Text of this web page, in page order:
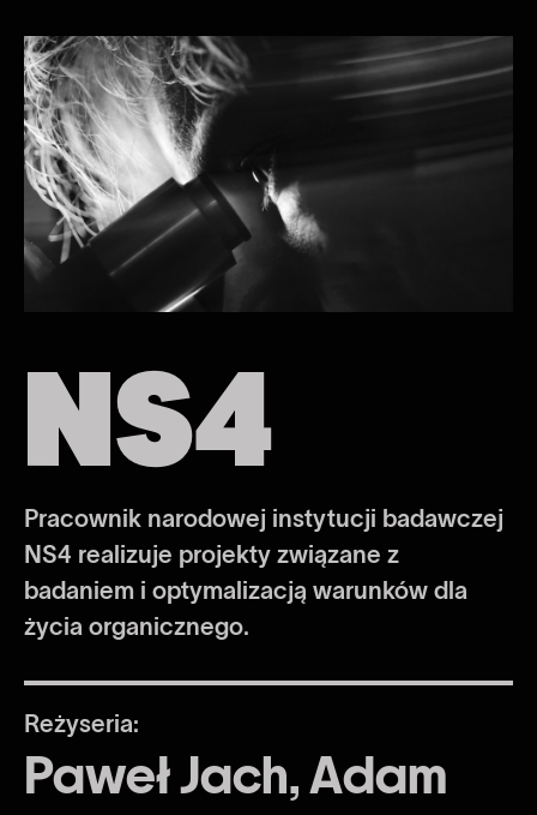
NS4
Pracownik narodowej instytucji badawczej
NS4 realizuje projekty związane z
badaniem i optymalizacją warunków dla
życia organicznego.
Reżyseria:
Paweł Jach, Adam